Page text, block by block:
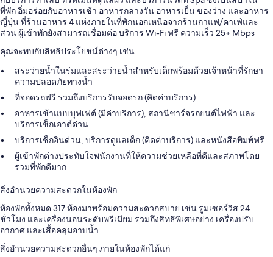
ที่พัก อิ่มอร่อยกับอาหารเช้า อาหารกลางวัน อาหารเย็น ของว่าง และอาหาร
ญี่ปุ่น ที่ร้านอาหาร 4 แห่งภายในที่พักนอกเหนือจากร้านกาแฟ/คาเฟ่และ
สวน ผู้เข้าพักยังสามารถเชื่อมต่อ บริการ Wi-Fi ฟรี ความเร็ว 25+ Mbps
คุณจะพบกับสิทธิประโยชน์ต่างๆ เช่น
สระว่ายน้ำในร่มและสระว่ายน้ำสำหรับเด็กพร้อมด้วยเจ้าหน้าที่รักษา
ความปลอดภัยทางน้ำ
ที่จอดรถฟรี รวมถึงบริการรับจอดรถ (คิดค่าบริการ)
อาหารเช้าแบบบุฟเฟต์ (มีค่าบริการ), สถานีชาร์จรถยนต์ไฟฟ้า และ
บริการเช็กเอาต์ด่วน
บริการเช็กอินด่วน, บริการดูแลเด็ก (คิดค่าบริการ) และหนังสือพิมพ์ฟรี
ผู้เข้าพักต่างประทับใจพนักงานที่ให้ความช่วยเหลือที่ดีและสภาพโดย
รวมที่พักดีมาก
สิ่งอำนวยความสะดวกในห้องพัก
ห้องพักทั้งหมด 317 ห้องมาพร้อมความสะดวกสบาย เช่น รูมเซอร์วิส 24
ชั่วโมง และเครื่องนอนระดับพรีเมียม รวมถึงสิทธิพิเศษอย่าง เครื่องปรับ
อากาศ และเสื้อคลุมอาบน้ำ
สิ่งอำนวยความสะดวกอื่นๆ ภายในห้องพักได้แก่